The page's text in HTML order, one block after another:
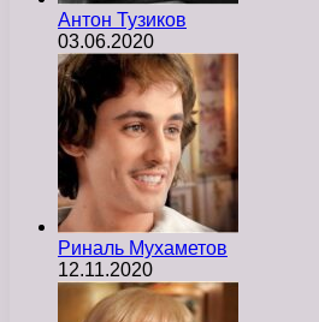
Антон Тузиков
03.06.2020
Риналь Мухаметов
12.11.2020